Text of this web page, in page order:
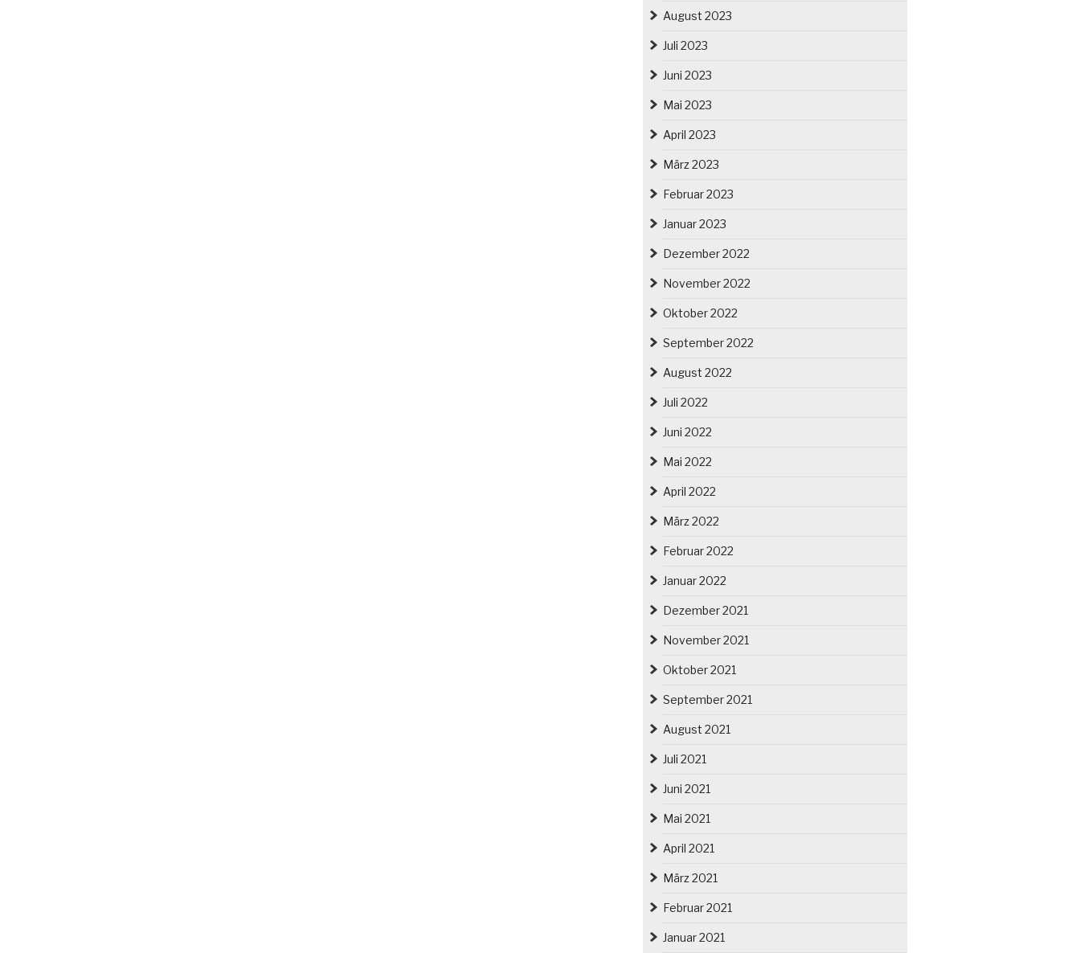
August 2023
Juli 2023
Juni 2023
Mai 2023
April 2023
März 2023
Februar 2023
Januar 2023
Dezember 2022
November 2022
Oktober 2022
September 2022
August 2022
Juli 2022
Juni 2022
Mai 2022
April 2022
März 2022
Februar 2022
Januar 2022
Dezember 2021
November 2021
Oktober 2021
September 2021
August 2021
Juli 2021
Juni 2021
Mai 2021
April 2021
März 2021
Februar 2021
Januar 2021